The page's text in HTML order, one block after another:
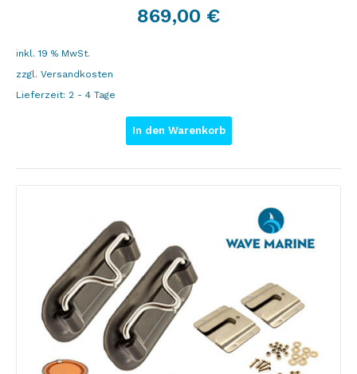
869,00 €
inkl. 19 % MwSt.
zzgl. Versandkosten
Lieferzeit: 2 - 4 Tage
In den Warenkorb